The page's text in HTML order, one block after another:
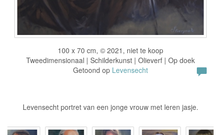
100 x 70 cm, © 2021, niet te koop
Tweedimensionaal | Schilderkunst | Olieverf | Op doek
Getoond op Levensecht
Levensecht portret van een jonge vrouw met leren jasje.